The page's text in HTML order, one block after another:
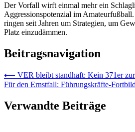
Der Vorfall wirft einmal mehr ein
Aggressionspotenzial im
ringen seit Jahren um Strategien, um
Platz einzudämmen.
Beitragsnavigation
⟵ VER bleibt standhaft: Kein 371er
Für den Ernstfall: Führungskräfte-
Verwandte Beiträge